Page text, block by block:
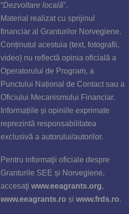
“Dezvoltare locală”.
Material realizat cu sprijinul
financiar al Granturilor Norvegiene.
Conținutul acestuia (text, fotografii,
video) nu reflectă opinia oficială a
Operatorului de Program, a
Punctului Național de Contact sau a
Oficiului Mecanismului Financiar.
Informațiile și opiniile exprimate
reprezintă responsabilitatea
exclusivă a autorului/autorilor.
Pentru informaţii oficiale despre
Granturile SEE și Norvegiene,
accesaţi www.eeagrants.org,
www.eeagrants.ro și www.frds.ro.